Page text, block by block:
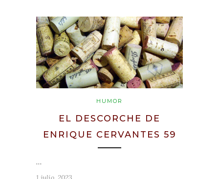
HUMOR
EL DESCORCHE DE
ENRIQUE CERVANTES 59
…